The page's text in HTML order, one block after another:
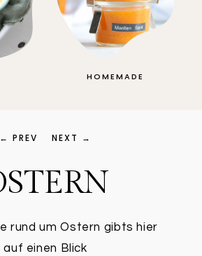
HOMEMADE
← PREV NEXT →
rund um Ostern gibts hier
auf einen Blick